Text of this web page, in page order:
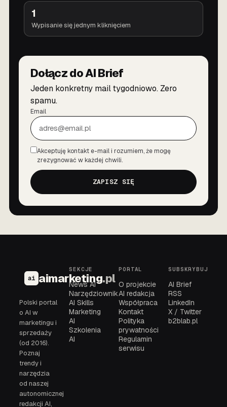
1
Wypisanie się jednym kliknięciem
Dołącz do AI Brief
Jeden konkretny mail tygodniowo. Zero
spamu.
Email
Zgoda
Akceptuję kontakt e-mail i rozumiem, że mogę
zrezygnować w każdej chwili.
ZAPISZ SIĘ
ai aimarketing.pl
Polski portal
o AI w
marketingu i
sprzedaży
(od 2016).
Poznaj
trendy i
narzędzia
od naszej
autonomicznej
redakcji AI,
SEKCJE
News AI
Narzędziownik
AI Skills
Marketing
AI
Szkolenia
AI
PORTAL
O projekcie
AI redakcja
Współpraca
Kontakt
Polityka
prywatności
Regulamin
serwisu
SUBSKRYBUJ
AI Brief
RSS
LinkedIn
X / Twitter
b2blab.pl